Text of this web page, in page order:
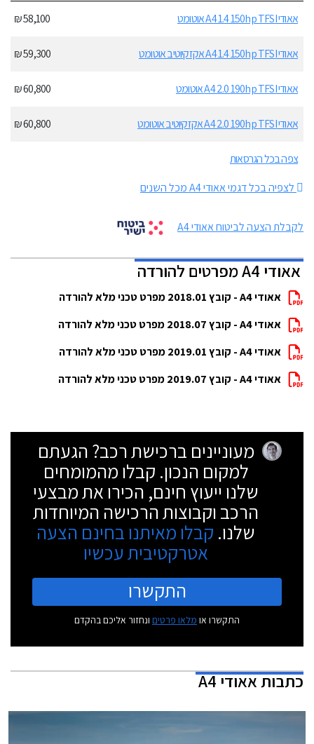
אאודי A4 1.4 150hp TFSI אוטומט
58,100 ₪
אאודי A4 1.4 150hp TFSI אקזקיוטיב אוטומט 59,300 ₪
אאודי A4 2.0 190hp TFSI אוטומט 60,800 ₪
אאודי A4 2.0 190hp TFSI אקזקיוטיב אוטומט 60,800 ₪
צפה בכל הגרסאות
לצפיה בכל דגמי אאודי A4 מכל השנים
לקבלת הצעה לביטוח אאודי A4
אאודי A4 מפרטים להורדה
אאודי A4 - קובץ 2018.01 מפרט טכני מלא להורדה
אאודי A4 - קובץ 2018.07 מפרט טכני מלא להורדה
אאודי A4 - קובץ 2019.01 מפרט טכני מלא להורדה
אאודי A4 - קובץ 2019.07 מפרט טכני מלא להורדה
מעוניינים ברכישת רכב? הגעתם
למקום הנכון. קבלו מהמומחים
שלנו ייעוץ חינם, הכירו את מבצעי
הרכב וקבוצות הרכישה המיוחדות
שלנו. קבלו מאיתנו בחינם הצעה
אטרקטיבית עכשיו
התקשרו
התקשרו או מלאו פרטים ונחזור אליכם בהקדם
כתבותאאודי A4